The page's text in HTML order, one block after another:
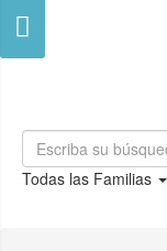

Todas las Familias